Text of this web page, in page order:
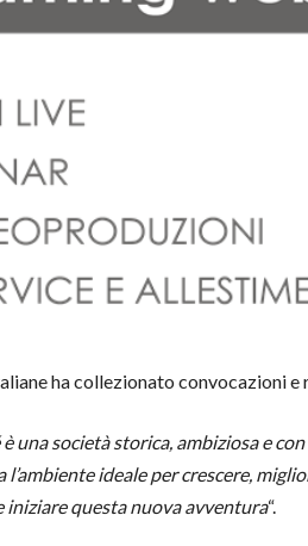
ha collezionato convocazioni
una società storica, ambiziosa e
ideale per crescere,
iniziare questa nuova avventura“.